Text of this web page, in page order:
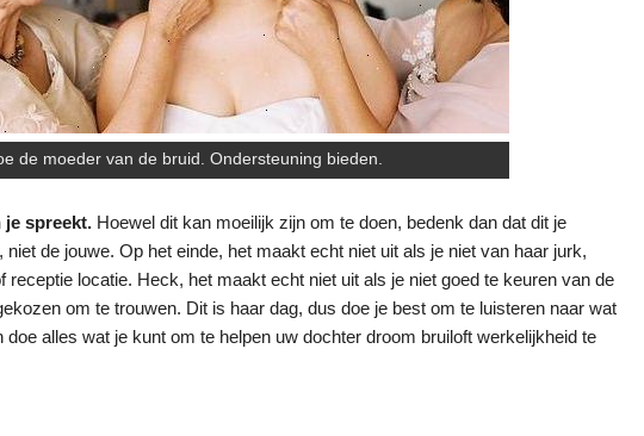
de moeder van de bruid. Ondersteuning bieden.
je spreekt. Hoewel dit kan moeilijk zijn om te doen, bedenk dan dat dit je
niet de jouwe. Op het einde, het maakt echt niet uit als je niet van haar jurk,
receptie locatie. Heck, het maakt echt niet uit als je niet goed te keuren van de
om te trouwen. Dit is haar dag, dus doe je best om te luisteren naar wat
doe alles wat je kunt om te helpen uw dochter droom bruiloft werkelijkheid te